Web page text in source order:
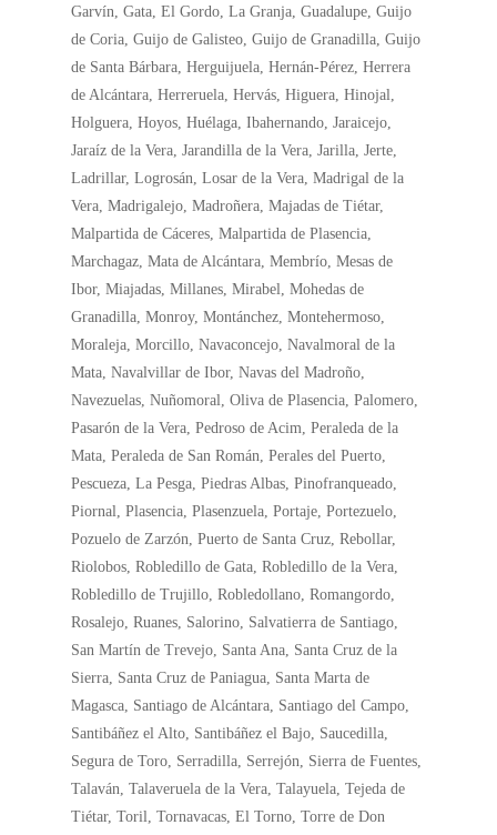
Garvín, Gata, El Gordo, La Granja, Guadalupe, Guijo
de Coria, Guijo de Galisteo, Guijo de Granadilla, Guijo
de Santa Bárbara, Herguijuela, Hernán-Pérez, Herrera
de Alcántara, Herreruela, Hervás, Higuera, Hinojal,
Holguera, Hoyos, Huélaga, Ibahernando, Jaraicejo,
Jaraíz de la Vera, Jarandilla de la Vera, Jarilla, Jerte,
Ladrillar, Logrosán, Losar de la Vera, Madrigal de la
Vera, Madrigalejo, Madroñera, Majadas de Tiétar,
Malpartida de Cáceres, Malpartida de Plasencia,
Marchagaz, Mata de Alcántara, Membrío, Mesas de
Ibor, Miajadas, Millanes, Mirabel, Mohedas de
Granadilla, Monroy, Montánchez, Montehermoso,
Moraleja, Morcillo, Navaconcejo, Navalmoral de la
Mata, Navalvillar de Ibor, Navas del Madroño,
Navezuelas, Nuñomoral, Oliva de Plasencia, Palomero,
Pasarón de la Vera, Pedroso de Acim, Peraleda de la
Mata, Peraleda de San Román, Perales del Puerto,
Pescueza, La Pesga, Piedras Albas, Pinofranqueado,
Piornal, Plasencia, Plasenzuela, Portaje, Portezuelo,
Pozuelo de Zarzón, Puerto de Santa Cruz, Rebollar,
Riolobos, Robledillo de Gata, Robledillo de la Vera,
Robledillo de Trujillo, Robledollano, Romangordo,
Rosalejo, Ruanes, Salorino, Salvatierra de Santiago,
San Martín de Trevejo, Santa Ana, Santa Cruz de la
Sierra, Santa Cruz de Paniagua, Santa Marta de
Magasca, Santiago de Alcántara, Santiago del Campo,
Santibáñez el Alto, Santibáñez el Bajo, Saucedilla,
Segura de Toro, Serradilla, Serrejón, Sierra de Fuentes,
Talaván, Talaveruela de la Vera, Talayuela, Tejeda de
Tiétar, Toril, Tornavacas, El Torno, Torre de Don